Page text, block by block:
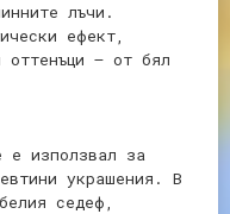
лъчи.
ефект,
оттенъци – от бял
е използвал за
украшения. В
седеф,